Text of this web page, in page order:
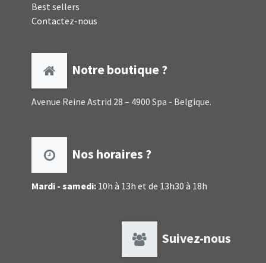
Best sellers
Contactez-nous
Notre boutique ?
Avenue Reine Astrid 28 – 4900 Spa - Belgique.
Nos horaires ?
Mardi - samedi: 10h à 13h et de 13h30 à 18h
Suivez-nous